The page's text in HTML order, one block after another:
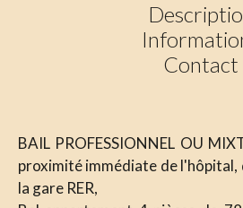
Contact
BAIL PROFESSIONNEL OU
proximité immédiate de l'hôpital,
la gare RER,